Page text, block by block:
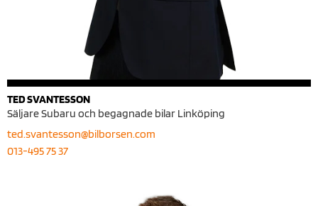
TED SVANTESSON
Säljare Subaru och begagnade bilar Linköping
ted.svantesson@bilborsen.com
013-495 75 37